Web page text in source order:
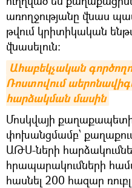
առողջությանը վնաս
թվում կրիտիկական
վնասելուն:
Ահաբեկչական
Ռոստովում
հարձակման մասին
Մոսկվայի
փոխանցմամբ՝
ԱԹՍ-ների
հրապարակումների
հասնել 200 հազար